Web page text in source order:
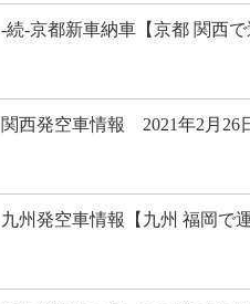
-続-京都新車納車【京都 関西
関西発空車情報 2021年2月26
九州発空車情報【九州 福岡で